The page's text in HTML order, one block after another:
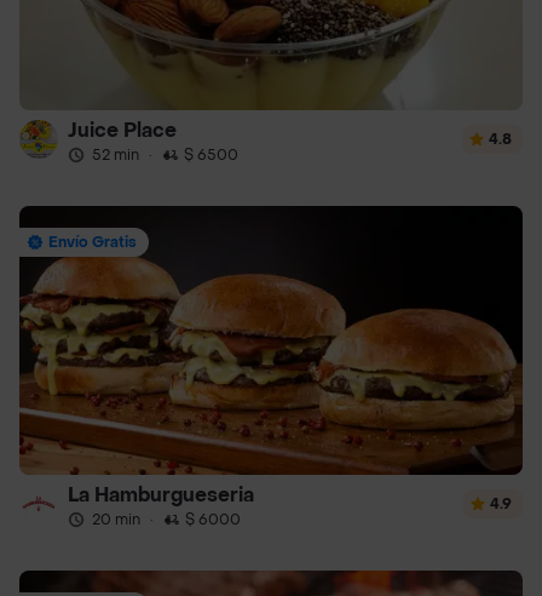
Juice Place
52 min · $ 6500
4.8
Envío Gratis
La Hamburgueseria
20 min · $ 6000
4.9